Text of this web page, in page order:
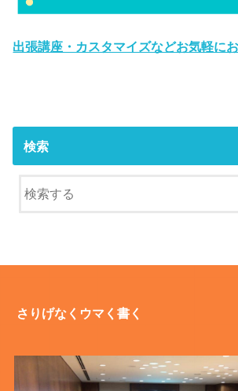
出張講座・カスタマイズなどお気軽に
検索
さりげなくウマく書く